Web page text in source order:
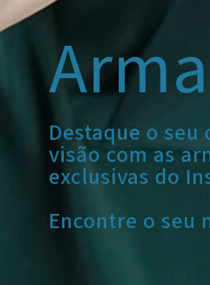
Destaque o
visão com as
exclusivas do
Encontre o seu